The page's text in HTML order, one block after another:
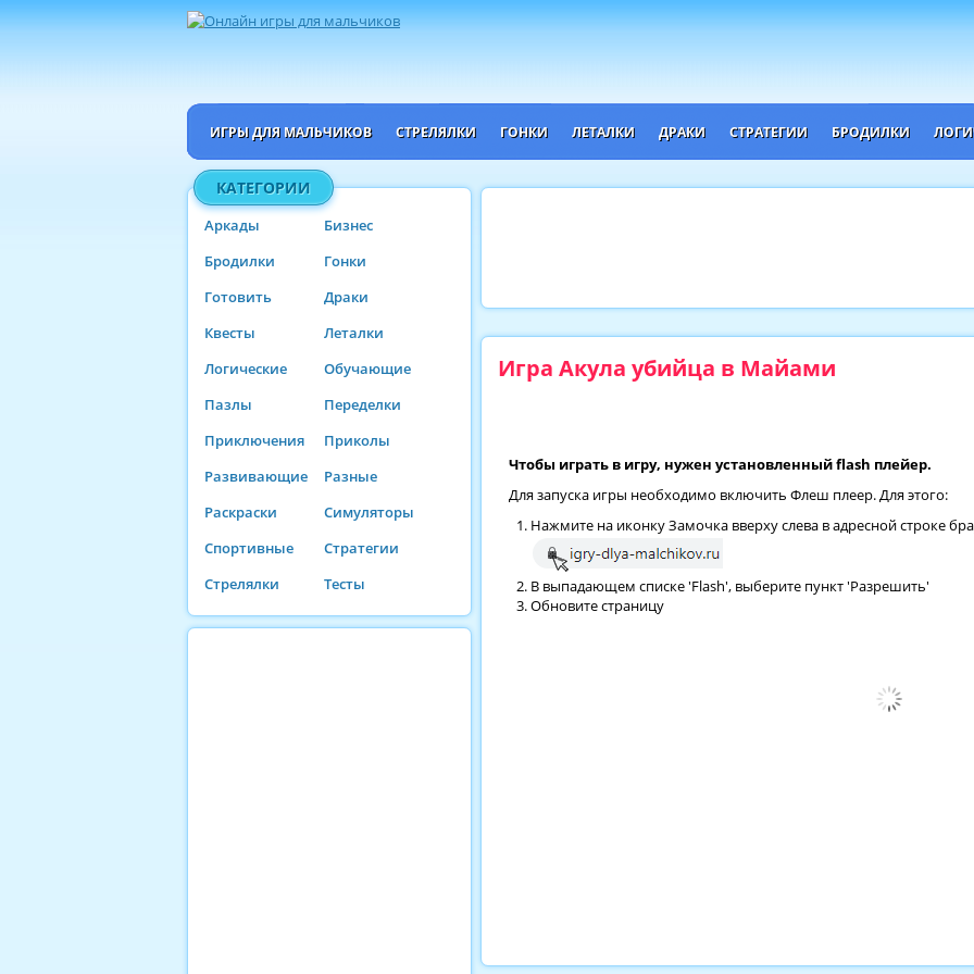
ИГРЫ ДЛЯ МАЛЬЧИКОВ СТРЕЛЯЛКИ ГОНКИ ЛЕТАЛКИ ДРАКИ СТРАТЕГИИ БРОДИЛКИ
КАТЕГОРИИ
Аркады
Бизнес
Бродилки
Гонки
Готовить
Драки
Квесты
Леталки
Логические
Обучающие
Пазлы
Переделки
Приключения
Приколы
Развивающие
Разные
Раскраски
Симуляторы
Спортивные
Стратегии
Стрелялки
Тесты
Игра Акула убийца в Майами
Чтобы играть в игру, нужен установленный flash плейер.
Для запуска игры необходимо включить Флеш плеер. Для этого:
Нажмите на иконку Замочка вверху слева в адресной строке
В выпадающем списке 'Flash', выберите пункт 'Разрешить'
Обновите страницу